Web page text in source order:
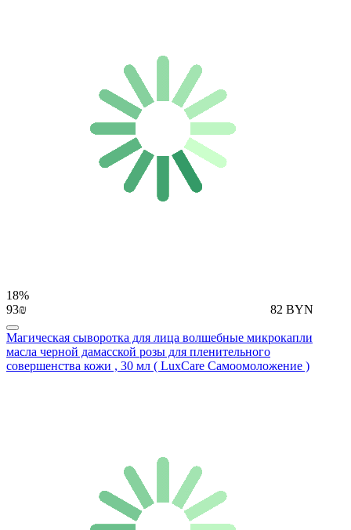
18%
93₪
82 BYN
Магическая сыворотка для лица волшебные микрокапли
масла черной дамасской розы для пленительного
совершенства кожи , 30 мл ( LuxCare Самоомоложение )